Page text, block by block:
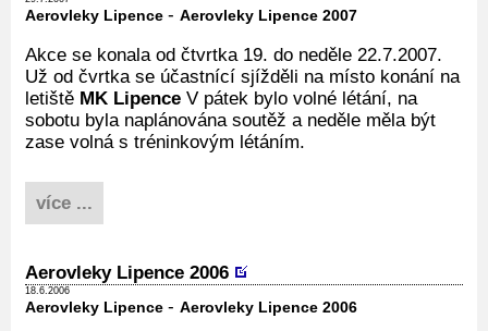
Aerovleky Lipence - Aerovleky Lipence 2007
Akce se konala od čtvrtka 19. do neděle 22.7.2007.
Už od čvrtka se účastnící sjížděli na místo konání na
letiště MK Lipence V pátek bylo volné létání, na
sobotu byla naplánována soutěž a neděle měla být
zase volná s tréninkovým létáním.
více ...
Aerovleky Lipence 2006
18.6.2006
Aerovleky Lipence - Aerovleky Lipence 2006